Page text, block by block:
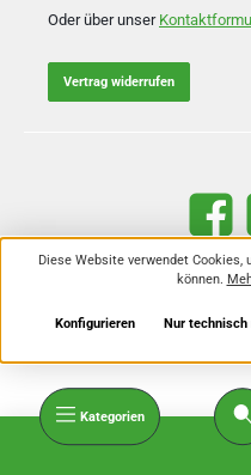
Kategorien
Oder über unser
Vertrag widerrufen
Facebook
Alle Preise inkl. gesetzl.
Nachnahmegebühren,
Diese Website verwendet
können.
Nur technisch
Konfigurieren